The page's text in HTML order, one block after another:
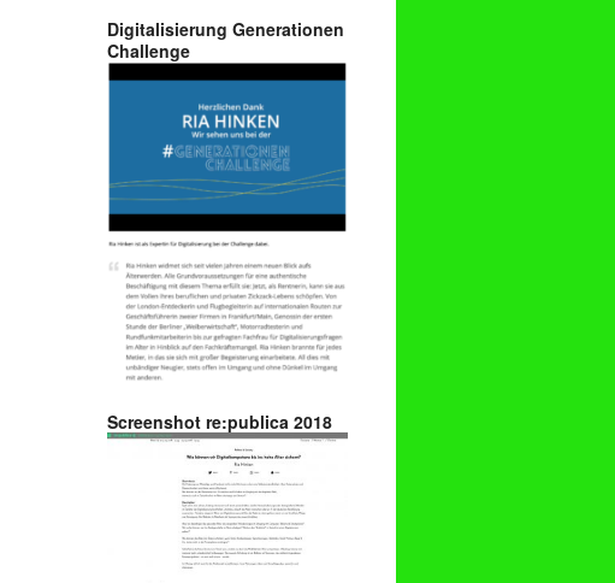
Digitalisierung Generationen
Challenge
Screenshot re:publica 2018